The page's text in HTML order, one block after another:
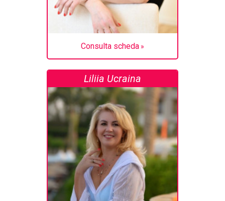
Consulta scheda
Liliia Ucraina